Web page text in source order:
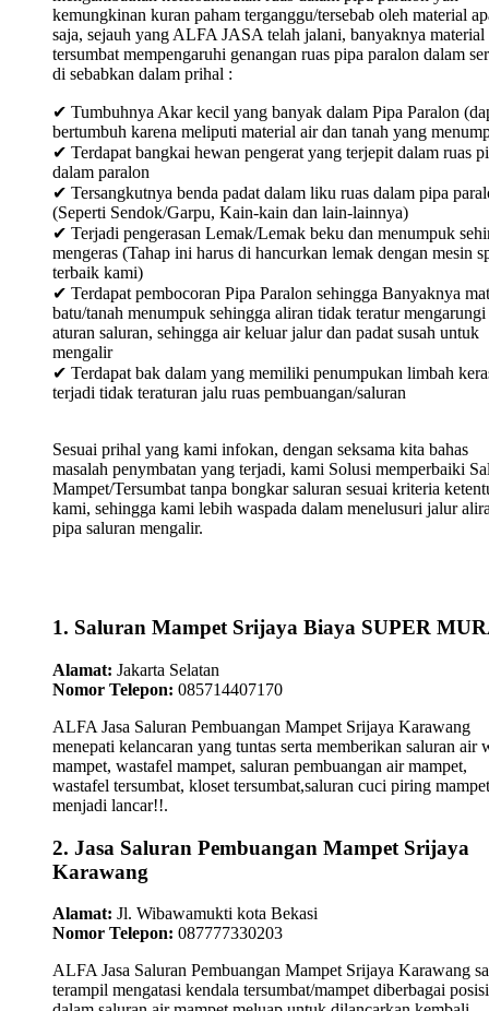
kemungkinan kuran paham terganggu/tersebab oleh material
saja, sejauh yang ALFA JASA telah jalani, banyaknya material
tersumbat mempengaruhi genangan ruas pipa paralon dalam
di sebabkan dalam prihal :
✔ Tumbuhnya Akar kecil yang banyak dalam Pipa Paralon
bertumbuh karena meliputi material air dan tanah yang
✔ Terdapat bangkai hewan pengerat yang terjepit dalam ruas
dalam paralon
✔ Tersangkutnya benda padat dalam liku ruas dalam pipa
(Seperti Sendok/Garpu, Kain-kain dan lain-lainnya)
✔ Terjadi pengerasan Lemak/Lemak beku dan menumpuk
mengeras (Tahap ini harus di hancurkan lemak dengan mesin
terbaik kami)
✔ Terdapat pembocoran Pipa Paralon sehingga Banyaknya
batu/tanah menumpuk sehingga aliran tidak teratur mengarungi
aturan saluran, sehingga air keluar jalur dan padat susah untuk
mengalir
✔ Terdapat bak dalam yang memiliki penumpukan limbah
terjadi tidak teraturan jalu ruas pembuangan/saluran
Sesuai prihal yang kami infokan, dengan seksama kita bahas
masalah penymbatan yang terjadi, kami Solusi memperbaiki
Mampet/Tersumbat tanpa bongkar saluran sesuai kriteria
kami, sehingga kami lebih waspada dalam menelusuri jalur
pipa saluran mengalir.
1. Saluran Mampet Srijaya Biaya SUPER
Alamat: Jakarta Selatan
Nomor Telepon: 085714407170
ALFA Jasa Saluran Pembuangan Mampet Srijaya Karawang
menepati kelancaran yang tuntas serta memberikan saluran air
mampet, wastafel mampet, saluran pembuangan air mampet,
wastafel tersumbat, kloset tersumbat,saluran cuci piring mampet
menjadi lancar!!.
2. Jasa Saluran Pembuangan Mampet Srijaya
Karawang
Alamat: Jl. Wibawamukti kota Bekasi
Nomor Telepon: 087777330203
ALFA Jasa Saluran Pembuangan Mampet Srijaya Karawang
terampil mengatasi kendala tersumbat/mampet diberbagai